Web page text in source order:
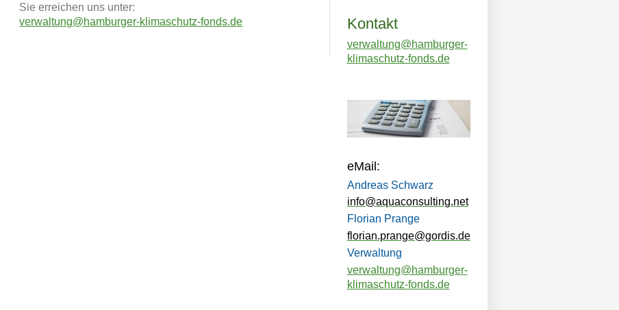
Sie erreichen uns unter:
verwaltung@hamburger-klimaschutz-fonds.de
Kontakt
verwaltung@hamburger-
klimaschutz-fonds.de
eMail:
Andreas Schwarz
info@aquaconsulting.net
Florian Prange
florian.prange@gordis.de
Verwaltung
verwaltung@hamburger-
klimaschutz-fonds.de